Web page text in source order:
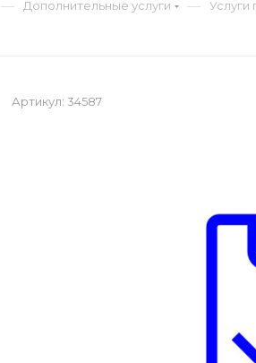
— Дополнительные услуги — Услуги
Артикул: 34587